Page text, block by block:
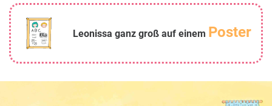
Leonissa ganz groß auf einem Poster